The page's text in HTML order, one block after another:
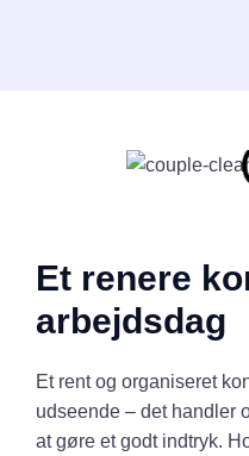
Et renere
arbejdsdag
Et rent og organiseret
udseende – det handler
at gøre et godt indtryk.